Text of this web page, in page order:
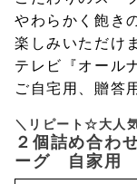
やわらかく飽き
楽しみいただけ
テレビ『オール
ご自宅用、贈答
＼リピート☆大人
２個詰め合わ
ーグ 自家用